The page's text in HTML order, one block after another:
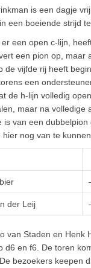
is een dagje
een boeiende strijd
een open c-lijn,
een pion op, maar
de vijfde rij heeft
een
de h-lijn volledig
maar na volledige
is van een
nog van te
der Leij
van Staden en Henk
d6 en f6. De toren
bezoekers keepen